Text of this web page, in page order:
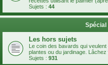
Sujets : 44
Les hors sujets
Le coin des bavards qui
plantes ou du jardinage.
Sujets : 931